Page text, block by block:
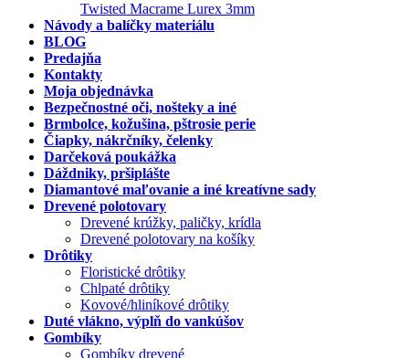
Twisted Macrame Lurex 3mm
Návody a balíčky materiálu
BLOG
Predajňa
Kontakty
Moja objednávka
Bezpečnostné oči, nošteky a iné
Brmbolce, kožušina, pštrosie perie
Čiapky, nákrčníky, čelenky
Darčeková poukážka
Dáždniky, pršiplášte
Diamantové maľovanie a iné kreatívne sady
Drevené polotovary
Drevené krúžky, paličky, krídla
Drevené polotovary na košíky
Drôtiky
Floristické drôtiky
Chlpaté drôtiky
Kovové/hliníkové drôtiky
Duté vlákno, výplň do vankúšov
Gombíky
Gombíky drevené